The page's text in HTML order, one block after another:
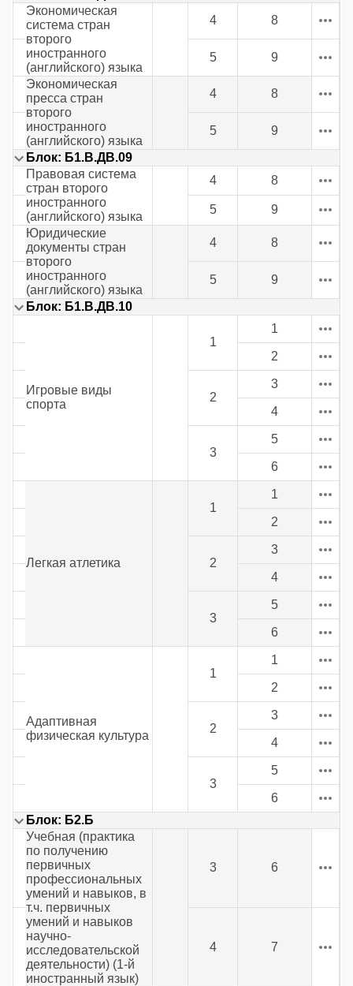
Экономическая
система стран
второго
иностранного
(английского) языка
4 8
5
9
Экономическая
пресса стран
второго
иностранного
(английского) языка
4 8
5
9
Блок: Б1.В.ДВ.09
Правовая система
стран второго
иностранного
(английского) языка
4 8
5
9
Юридические
документы стран
второго
иностранного
(английского) языка
4 8
5
9
Блок: Б1.В.ДВ.10
Игровые виды
спорта
1
1
2
2
3
4
3
5
6
Легкая атлетика
1
1
2
2
3
4
3
5
6
Адаптивная
физическая культура
1
1
2
2
3
4
3
5
6
Блок: Б2.Б
Учебная (практика
по получению
первичных
профессиональных
умений и навыков, в
т.ч. первичных
умений и навыков
научно-
исследовательской
деятельности) (1-й
иностранный язык)
3 6
4 7